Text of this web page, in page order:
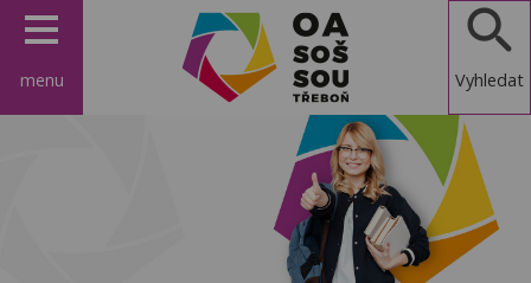
OA, SOŠ a
SOU
Třeboň
menu Vyhledat